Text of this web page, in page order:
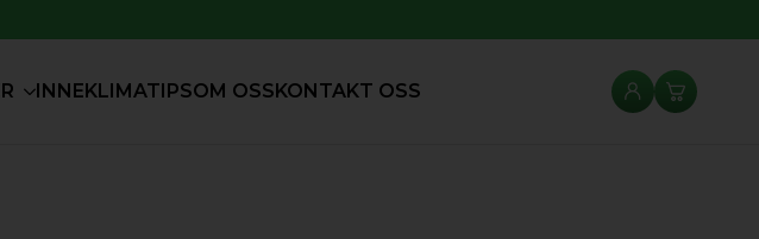
INNEKLIMATIPSOM OSSKONTAKT OSS